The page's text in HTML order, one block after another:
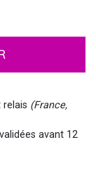
(France,
avant 12